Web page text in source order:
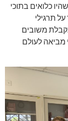
כלואים בתוכי
תרגילי
משובים
לעולם